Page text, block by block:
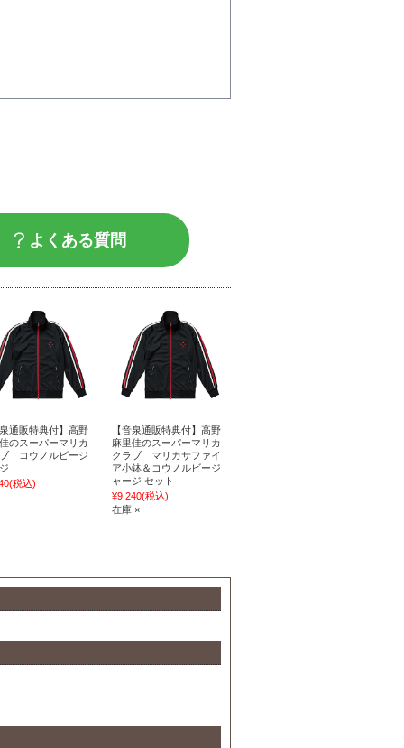
よくある質問
泉通販特典付】高野
のスーパーマリカ
コウノルビージ
(税込)
【音泉通販特典付】高野
麻里佳のスーパーマリカ
クラブ マリカサファイ
ア小鉢＆コウノルビージ
ャージ セット
¥9,240(税込)
在庫 ×